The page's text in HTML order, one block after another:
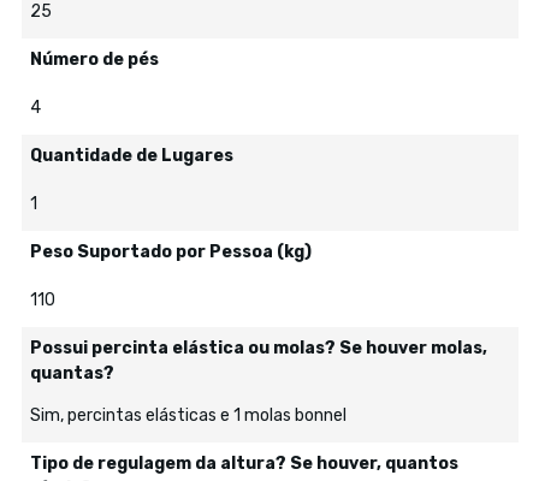
25
Número de pés
4
Quantidade de Lugares
1
Peso Suportado por Pessoa (kg)
110
Possui percinta elástica ou molas? Se houver molas,
quantas?
Sim, percintas elásticas e 1 molas bonnel
Tipo de regulagem da altura? Se houver, quantos